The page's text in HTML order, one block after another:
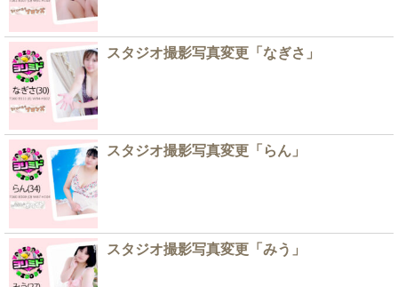
スタジオ撮影写真変更「なぎさ」
スタジオ撮影写真変更「らん」
スタジオ撮影写真変更「みう」